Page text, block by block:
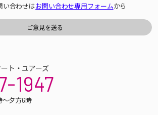
い合わせはお問い合わせ専用フォームから
ト・ユアーズ
1947
～夕方6時